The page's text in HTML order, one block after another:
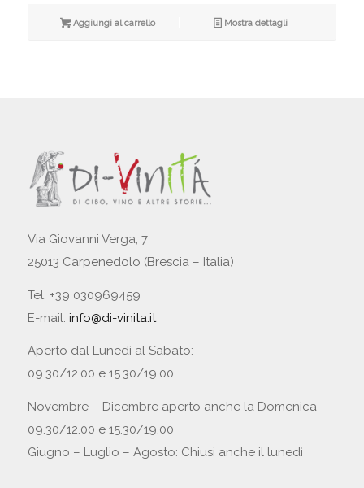
Aggiungi al carrello Mostra dettagli
Via Giovanni Verga, 7
25013 Carpenedolo (Brescia – Italia)
Tel. +39 030969459
E-mail: info@di-vinita.it
Aperto dal Lunedì al Sabato:
09.30/12.00 e 15.30/19.00
Novembre – Dicembre aperto anche la Domenica
09.30/12.00 e 15.30/19.00
Giugno – Luglio – Agosto: Chiusi anche il lunedì